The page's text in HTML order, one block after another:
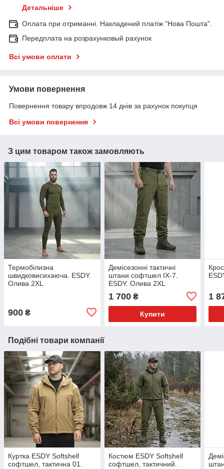
Детальніше
Оплата при отриманні. Накладений платіж "Нова Пошта".
Передплата на розрахунковый рахунок
Всі умови оплати
Умови повернення
Повернення товару впродовж 14 днів за рахунок покупця
Всі умови повернення
З цим товаром також замовляють
Термобілизна
швидковисихаюча. ESDY.
Олива 2XL
900 ₴
Демісезонні тактичні
штани софтшел IX-7.
ESDY. Олива 2XL
1 700₴
Купити
1
Подібні товари компанії
Куртка ESDY Softshell
софтшел, тактична 01.
Костюм ESDY Softshell
софтшел, тактичний.